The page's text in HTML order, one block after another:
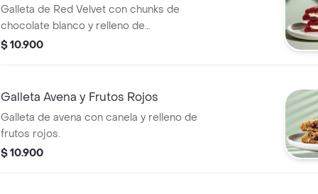
Galleta de Red Velvet con chunks de
chocolate blanco y relleno de
Cheesecake.
$ 10.900
Galleta Avena y Frutos Rojos
Galleta de avena con canela y relleno de
frutos rojos.
$ 10.900